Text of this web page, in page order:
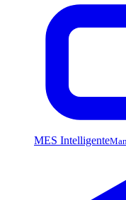
MES Intelligente